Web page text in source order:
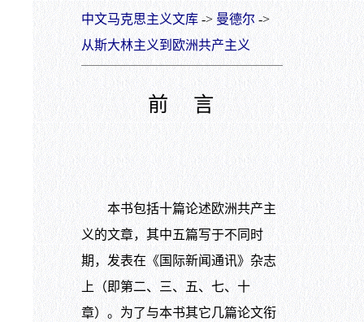
中文马克思主义文库 -> 曼德尔 ->
从斯大林主义到欧洲共产主义
前 言
本书包括十篇论述欧洲共产主
义的文章，其中五篇写于不同时
期，发表在《国际新闻通讯》杂志
上（即第二、三、五、七、十
章）。为了与本书其它几篇论文衔